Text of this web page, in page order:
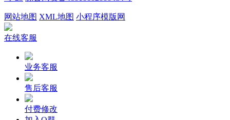
网站地图 XML地图 小程序模版网
在线客服
业务客服
售后客服
付费修改